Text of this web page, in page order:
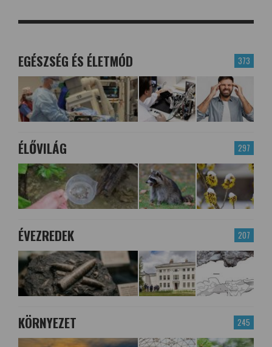
373
EGÉSZSÉG ÉS ÉLETMÓD
297
ÉLŐVILÁG
207
ÉVEZREDEK
245
KÖRNYEZET